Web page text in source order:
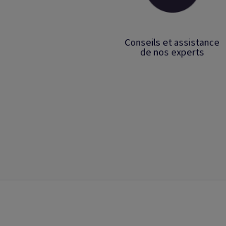
Conseils et assistance
de nos experts